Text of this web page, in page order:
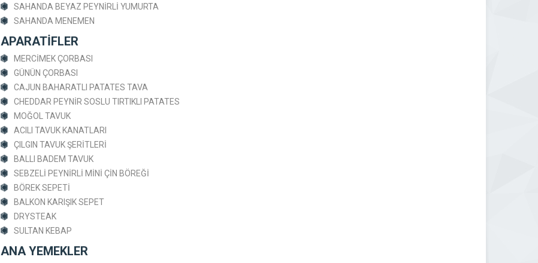
SAHANDA BEYAZ PEYNİRLİ YUMURTA
SAHANDA MENEMEN
APARATİFLER
MERCİMEK ÇORBASI
GÜNÜN ÇORBASI
CAJUN BAHARATLI PATATES TAVA
CHEDDAR PEYNİR SOSLU TIRTIKLI PATATES
MOĞOL TAVUK
ACILI TAVUK KANATLARI
ÇILGIN TAVUK ŞERİTLERİ
BALLI BADEM TAVUK
SEBZELİ PEYNİRLİ MİNİ ÇİN BÖREĞİ
BÖREK SEPETİ
BALKON KARIŞIK SEPET
DRYSTEAK
SULTAN KEBAP
ANA YEMEKLER